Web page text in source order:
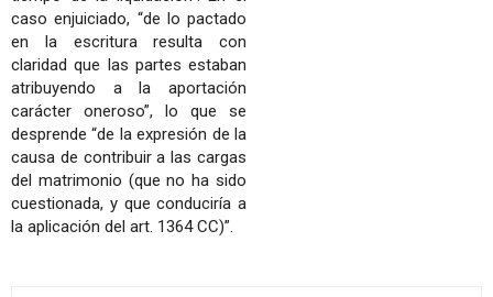
caso enjuiciado, “de lo pactado
en la escritura resulta con
claridad que las partes estaban
atribuyendo a la aportación
carácter oneroso”, lo que se
desprende “de la expresión de la
causa de contribuir a las cargas
del matrimonio (que no ha sido
cuestionada, y que conduciría a
la aplicación del art. 1364 CC)”.